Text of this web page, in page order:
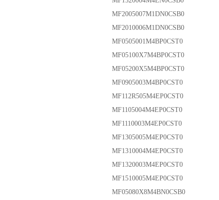
MF2005007M1DN0CSB0
MF2010006M1DN0CSB0
MF0505001M4BP0CST0
MF05100X7M4BP0CST0
MF05200X5M4BP0CST0
MF0905003M4BP0CST0
MF112R505M4EP0CST0
MF1105004M4EP0CST0
MF1110003M4EP0CST0
MF1305005M4EP0CST0
MF1310004M4EP0CST0
MF1320003M4EP0CST0
MF1510005M4EP0CST0
MF05080X8M4BN0CSB0